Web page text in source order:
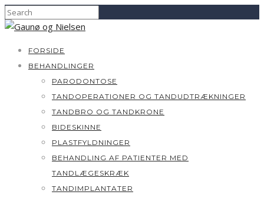
FORSIDE
BEHANDLINGER
PARODONTOSE
TANDOPERATIONER OG TANDUDTRÆKNINGER
TANDBRO OG TANDKRONE
BIDESKINNE
PLASTFYLDNINGER
BEHANDLING AF PATIENTER MED
TANDLÆGESKRÆK
TANDIMPLANTATER